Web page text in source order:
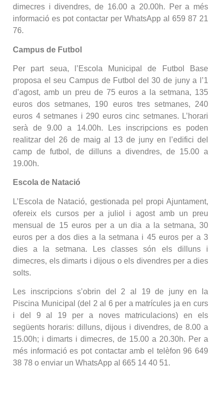
dimecres i divendres, de 16.00 a 20.00h. Per a més
informació es pot contactar per WhatsApp al 659 87 21
76.
Campus de Futbol
Per part seua, l’Escola Municipal de Futbol Base
proposa el seu Campus de Futbol del 30 de juny a l’1
d’agost, amb un preu de 75 euros a la setmana, 135
euros dos setmanes, 190 euros tres setmanes, 240
euros 4 setmanes i 290 euros cinc setmanes. L’horari
serà de 9.00 a 14.00h. Les inscripcions es poden
realitzar del 26 de maig al 13 de juny en l’edifici del
camp de futbol, de dilluns a divendres, de 15.00 a
19.00h.
Escola de Natació
L’Escola de Natació, gestionada pel propi Ajuntament,
ofereix els cursos per a juliol i agost amb un preu
mensual de 15 euros per a un dia a la setmana, 30
euros per a dos dies a la setmana i 45 euros per a 3
dies a la setmana. Les classes són els dilluns i
dimecres, els dimarts i dijous o els divendres per a dies
solts.
Les inscripcions s’obrin del 2 al 19 de juny en la
Piscina Municipal (del 2 al 6 per a matrícules ja en curs
i del 9 al 19 per a noves matriculacions) en els
següents horaris: dilluns, dijous i divendres, de 8.00 a
15.00h; i dimarts i dimecres, de 15.00 a 20.30h. Per a
més informació es pot contactar amb el telèfon 96 649
38 78 o enviar un WhatsApp al 665 14 40 51.